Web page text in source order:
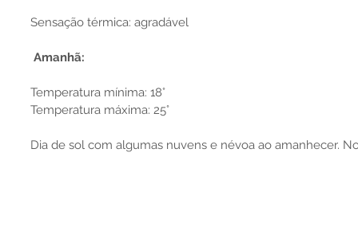
Sensação térmica: agradável
Amanhã:
Temperatura mínima: 18°
Temperatura máxima: 25°
Dia de sol com algumas nuvens e névoa ao amanhecer.